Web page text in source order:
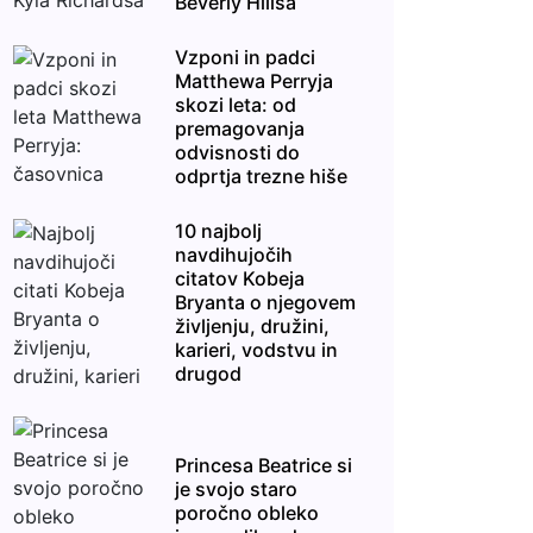
Vzponi in padci
Matthewa Perryja
skozi leta: od
premagovanja
odvisnosti do
odprtja trezne hiše
10 najbolj
navdihujočih
citatov Kobeja
Bryanta o njegovem
življenju, družini,
karieri, vodstvu in
drugod
Princesa Beatrice si
je svojo staro
poročno obleko